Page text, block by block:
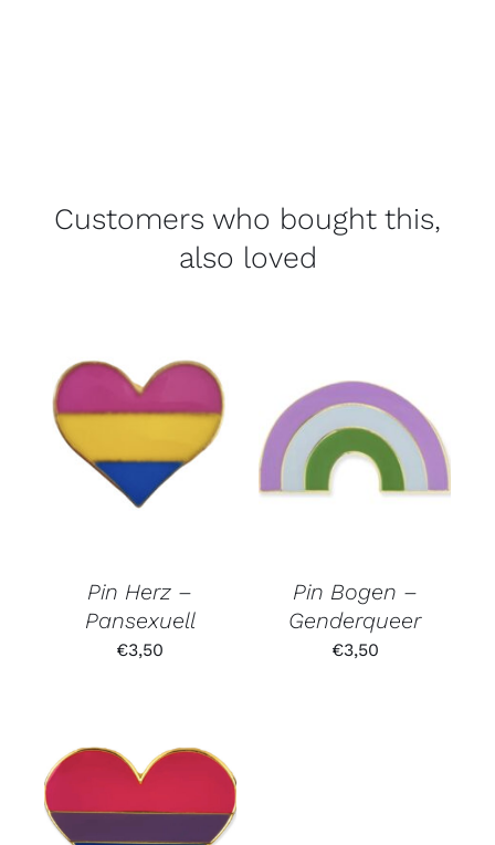
Customers who bought this,
also loved
Pin Herz –
Pansexuell
€3,50
Pin Bogen –
Genderqueer
€3,50